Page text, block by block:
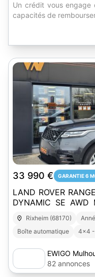
Un crédit vous engage
capacités de
33 990 € GARANTIE 6
LAND ROVER
DYNAMIC SE AWD
CHANGE PRISE EN
Rixheim (68170)
Boîte automatique
4x4 -
EWIGO
82 annonces